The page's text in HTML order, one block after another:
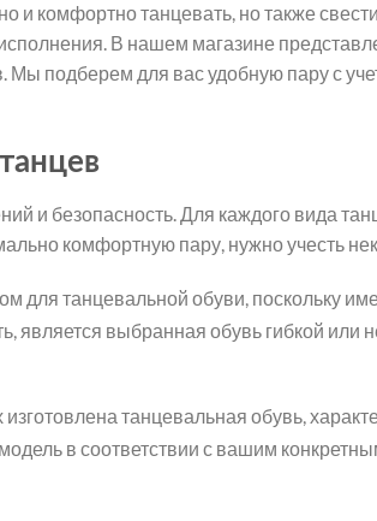
и комфортно танцевать, но также
В нашем магазине
Мы подберем для вас удобную пару с
и безопасность. Для каждого вида
комфортную пару, нужно учесть
для танцевальной обуви, поскольку
выбранная обувь гибкой или
танцевальная обувь,
в соответствии с вашим